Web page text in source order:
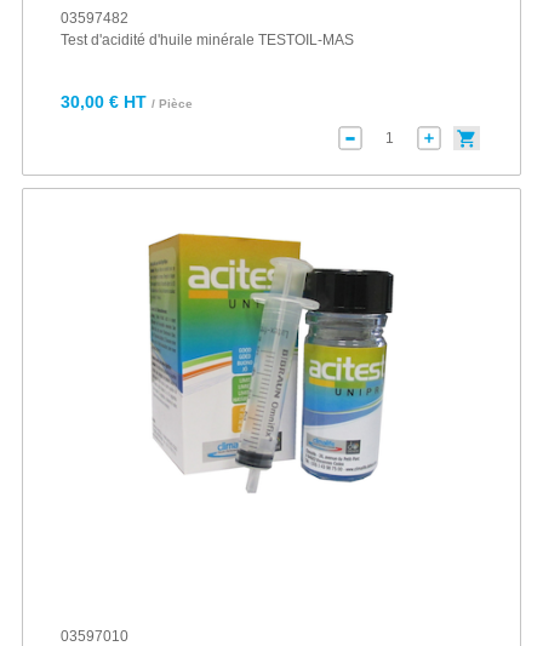
03597482
Test d'acidité d'huile minérale TESTOIL-MAS
30,00 € HT / Pièce
03597010